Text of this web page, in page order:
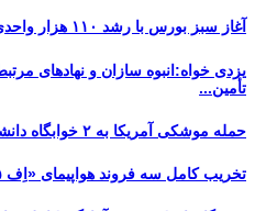
آغاز سبز بورس با رشد ۱۱۰ هزار واحدی شاخص کل
یزدی خواه:انبوه سازان و نهادهای
تأمین...
حمله موشکی آمریکا به ۲ خوابگاه دانشجویی در اهواز
تخریب کامل سه فروند هواپیمای «اِف ۳۵» آمریکا توسط سپاه